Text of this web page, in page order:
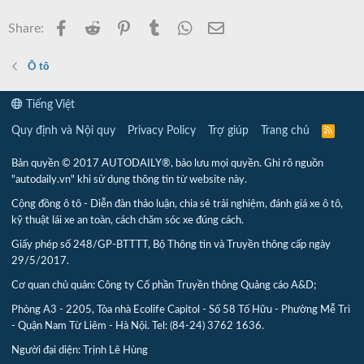
Share: Facebook
Reddit PinterestTumblr WhatsApp
Ô tô
Tiếng Việt
Quy định và Nội quy Privacy Policy Trợ giúp Trang chủ
R
Bản quyền © 2017 AUTODAILY®, bảo lưu mọi quyền. Ghi rõ nguồn
"autodaily.vn" khi sử dụng thông tin từ website này.
Cộng đồng ô tô - Diễn đàn thảo luận, chia sẻ trải nghiệm, đánh giá xe ô tô,
kỹ thuật lái xe an toàn, cách chăm sóc xe đúng cách.
Giấy phép số 248/GP-BTTTT, Bộ Thông tin và Truyền thông cấp ngày
29/5/2017.
Cơ quan chủ quản: Công ty Cổ phần Truyền thông Quảng cáo A&D;
Phòng A3 - 2205, Tòa nhà Ecolife Capitol - Số 58 Tố Hữu - Phường Mễ Trì
- Quận Nam Từ Liêm - Hà Nội. Tel: (84-24) 3762 1636.
Người đại diện: Trịnh Lê Hùng